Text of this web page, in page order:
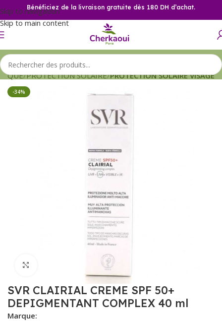
Skip to navigation
Skip to main content
Bénéficiez de la livraison gratuite dès 180 DH d’achat.
PROTECTION SOLAIRE PROTECTION SOLAIRE VISAGE
-34%
SVR CLAIRIAL CREME SPF 50+
DEPIGMENTANT COMPLEX 40 ml
Marque: